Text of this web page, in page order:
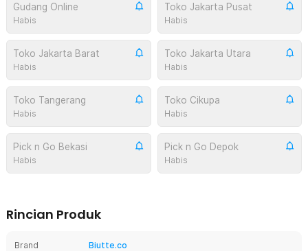
Gudang Online
Habis
Toko Jakarta Pusat
Habis
Toko Jakarta Barat
Habis
Toko Jakarta Utara
Habis
Toko Tangerang
Habis
Toko Cikupa
Habis
Pick n Go Bekasi
Habis
Pick n Go Depok
Habis
Rincian Produk
Brand
Biutte.co